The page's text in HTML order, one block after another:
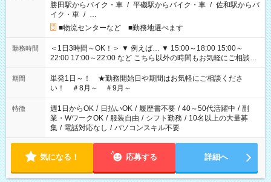
勝田駅からバイク・車 / 平磯駅からバイク・車 / 佐和駅からバ
イク・車 / …
■物流センターなど ■勤務地選べます
勤務時間
＜1日3時間～OK！＞ ▼ 例えば… ▼ 15:00～18:00 15:00～
22:00 17:00～22:00 など こちら以外の時間もお気軽にご相談く
ださい！
期間
単発1日～！ ★勤務開始日や期間はお気軽にご相談くださ
い！ ＃8月～ ＃9月～
特徴 週1日からOK / 日払いOK / 履歴書不要 / 40～50代活躍中 / 副
業・WワークOK / 服装自由 / シフト勤務 / 10名以上の大量募
集 / 電話対応なし / パソコンスキル不要
気になる！ 応募する 詳細へ